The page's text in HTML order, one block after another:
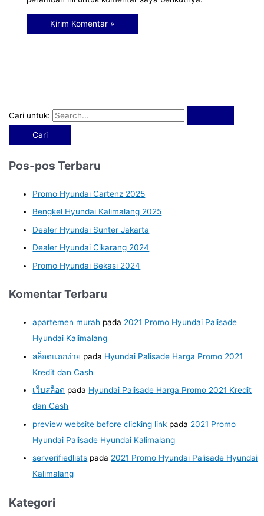
Cari untuk:
Pos-pos Terbaru
Promo Hyundai Cartenz 2025
Bengkel Hyundai Kalimalang 2025
Dealer Hyundai Sunter Jakarta
Dealer Hyundai Cikarang 2024
Promo Hyundai Bekasi 2024
Komentar Terbaru
apartemen murah pada 2021 Promo Hyundai Palisade
Hyundai Kalimalang
สล็อตแตกง่าย pada Hyundai Palisade Harga Promo 2021
Kredit dan Cash
เว็บสล็อต pada Hyundai Palisade Harga Promo 2021 Kredit
dan Cash
preview website before clicking link pada 2021 Promo
Hyundai Palisade Hyundai Kalimalang
serverifiedlists pada 2021 Promo Hyundai Palisade Hyundai
Kalimalang
Kategori